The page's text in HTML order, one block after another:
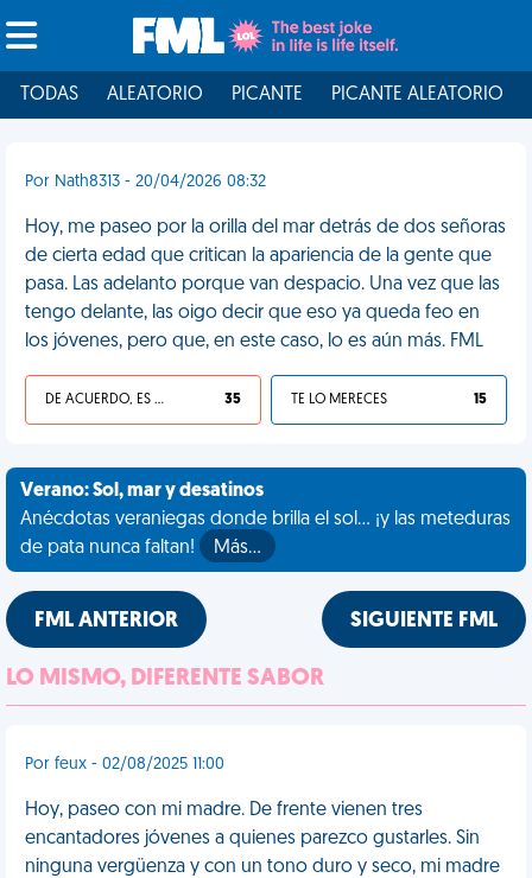
TODAS ALEATORIO PICANTE PICANTE ALEATORIO
Por Nath8313 - 20/04/2026 08:32
Hoy, me paseo por la orilla del mar detrás de dos señoras
de cierta edad que critican la apariencia de la gente que
pasa. Las adelanto porque van despacio. Una vez que las
tengo delante, las oigo decir que eso ya queda feo en
los jóvenes, pero que, en este caso, lo es aún más. FML
DE ACUERDO, ES UNA VIDA HP 35 TE LO MERECES 15
Verano: Sol, mar y desatinos
Anécdotas veraniegas donde brilla el sol... ¡y las meteduras
de pata nunca faltan!
Más…
FML ANTERIOR SIGUIENTE FML
LO MISMO, DIFERENTE SABOR
Por feux - 02/08/2025 11:00
Hoy, paseo con mi madre. De frente vienen tres
encantadores jóvenes a quienes parezco gustarles. Sin
ninguna vergüenza y con un tono duro y seco, mi madre